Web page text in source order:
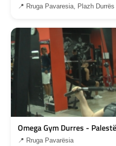
📍 Rruga Pavaresia, Plazh Durrës
Omega Gym Durres -
📍 Rruga Pavarësia